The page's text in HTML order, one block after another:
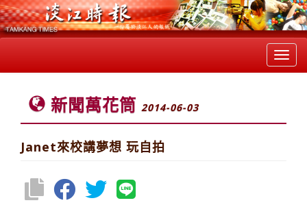
新聞萬花筒 2014-06-03
Janet來校講夢想 玩自拍